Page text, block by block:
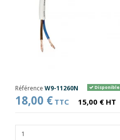
Référence W9-11260N Disponible
18,00 € TTC 15,00 € HT